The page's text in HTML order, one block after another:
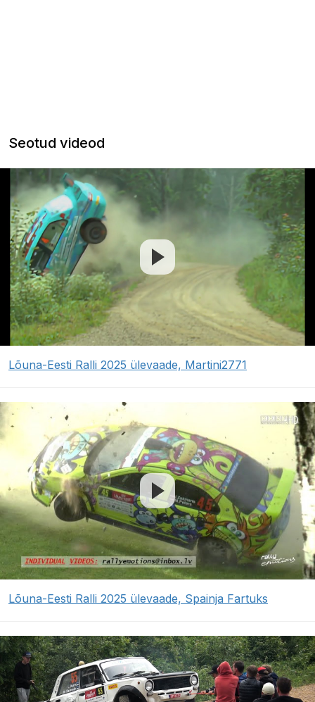
Seotud videod
Lõuna-Eesti Ralli 2025 ülevaade, Martini2771
Lõuna-Eesti Ralli 2025 ülevaade, Spainja Fartuks